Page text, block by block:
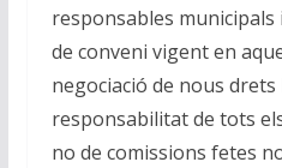
responsables
de conveni vigent en
negociació de nous
responsabilitat de tots
no de comissions fetes